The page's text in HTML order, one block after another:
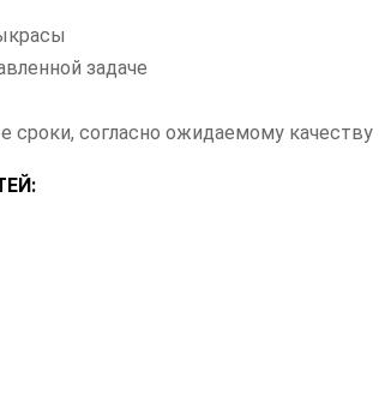
задаче
сроки, согласно ожидаемому качеству